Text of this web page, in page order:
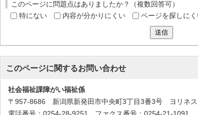
このページに問題点はありましたか？（複数回答可）
特にない
内容が分かりにくい ページを探しに
送信
このページに関するお問い合わせ
社会福祉課障がい福祉係
〒957-8686 新潟県新発田市中央町3丁目3番3号 ヨリネス